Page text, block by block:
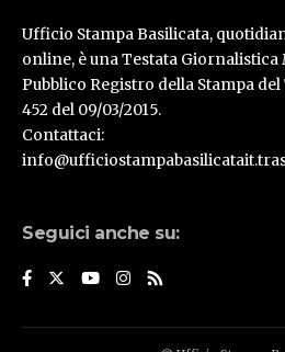
Ufficio Stampa Basilicata,
online, è una Testata
Pubblico Registro della Stampa
452 del 09/03/2015.
Contattaci:
Seguici anche su: